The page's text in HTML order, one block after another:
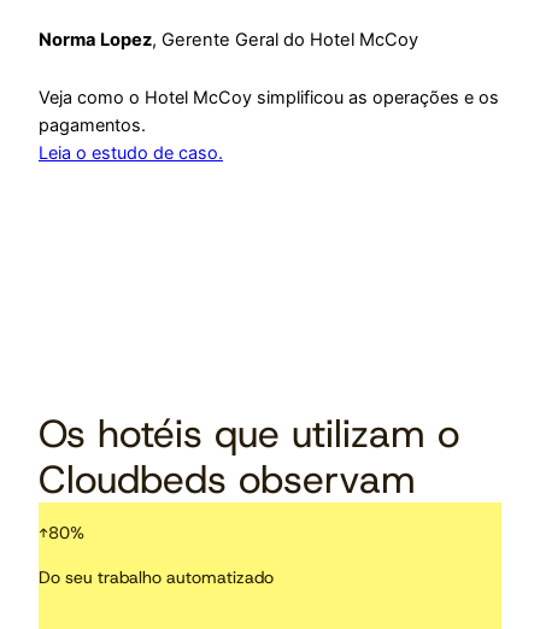
Norma Lopez, Gerente Geral do Hotel McCoy
Veja como o Hotel McCoy simplificou as operações e os
pagamentos.
Leia o estudo de caso.
Os hotéis que utilizam o
Cloudbeds observam
↑80%
Do seu trabalho automatizado